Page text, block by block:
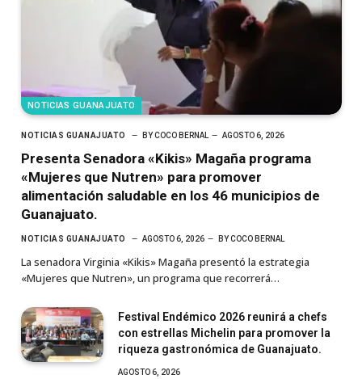
NOTICIAS GUANAJUATO
NOTICIAS GUANAJUATO BY COCO BERNAL AGOSTO 6, 2026
Presenta Senadora «Kikis» Magaña programa
«Mujeres que Nutren» para promover
alimentación saludable en los 46 municipios de
Guanajuato.
NOTICIAS GUANAJUATO AGOSTO 6, 2026 BY COCO BERNAL
La senadora Virginia «Kikis» Magaña presentó la estrategia
«Mujeres que Nutren», un programa que recorrerá…
Festival Endémico 2026 reunirá a chefs
con estrellas Michelin para promover la
riqueza gastronómica de Guanajuato.
AGOSTO 6, 2026